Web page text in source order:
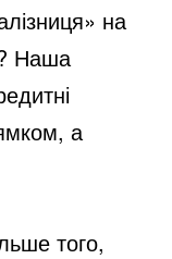
на
Наша
а
того,